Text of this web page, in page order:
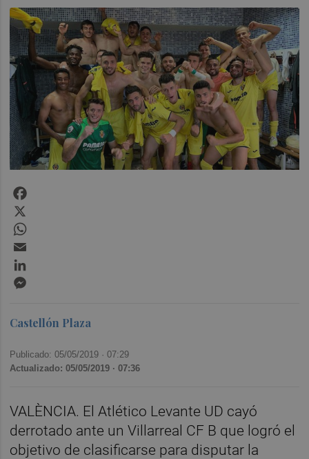
Castellón Plaza
Publicado: 05/05/2019 ·07:29
Actualizado: 05/05/2019 · 07:36
VALÈNCIA. El Atlético Levante UD cayó
derrotado ante un Villarreal CF B que logró el
objetivo de clasificarse para disputar la